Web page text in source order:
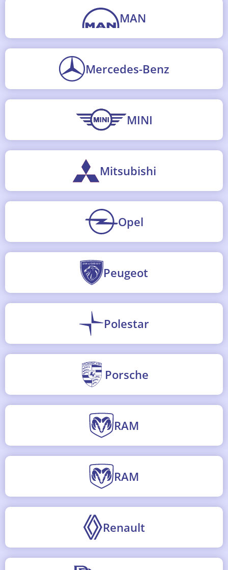
MAN
Mercedes-Benz
MINI
Mitsubishi
Opel
Peugeot
Polestar
Porsche
RAM
RAM
Renault